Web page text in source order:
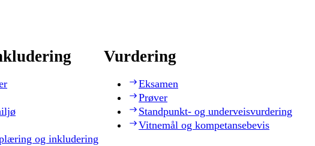
og inkludering
Vurdering
Eksamen
Prøver
Standpunkt- og underveisvurdering
Vitnemål og kompetansebevis